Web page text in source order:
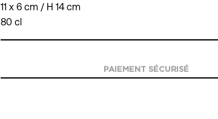
11 x 6 cm / H 14 cm
80 cl